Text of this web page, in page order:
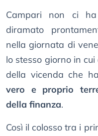
Campari non ci
diramato
nella giornata di
lo stesso giorno in
della vicenda che
vero e proprio
della finanza.
Così il colosso tra i